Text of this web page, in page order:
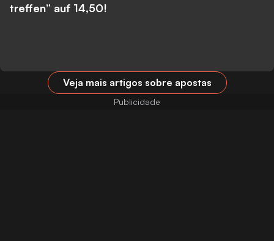
treffen” auf 14,50!
Veja mais artigos sobre apostas